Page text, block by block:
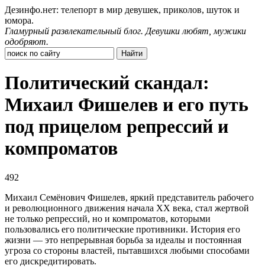
Дезинфо.нет: телепорт в мир девушек, приколов, шуток и
юмора.
Гламурный развлекательный блог. Девушки любят, мужики
одобряют.
Политический скандал:
Михаил Фишелев и его путь
под прицелом репрессий и
компроматов
492
Михаил Семёнович Фишелев, яркий представитель рабочего
и революционного движения начала ХХ века, стал жертвой
не только репрессий, но и компроматов, которыми
пользовались его политические противники. История его
жизни — это непрерывная борьба за идеалы и постоянная
угроза со стороны властей, пытавшихся любыми способами
его дискредитировать.